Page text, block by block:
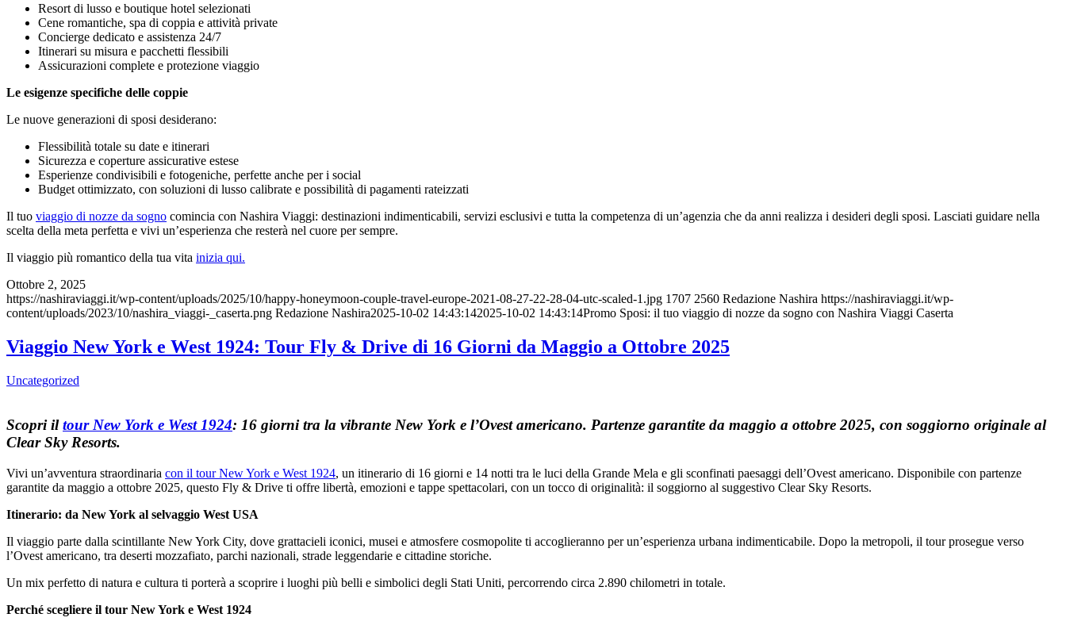
Resort di lusso e boutique hotel selezionati
Cene romantiche, spa di coppia e attività private
Concierge dedicato e assistenza 24/7
Itinerari su misura e pacchetti flessibili
Assicurazioni complete e protezione viaggio
Le esigenze specifiche delle coppie
Le nuove generazioni di sposi desiderano:
Flessibilità totale su date e itinerari
Sicurezza e coperture assicurative estese
Esperienze condivisibili e fotogeniche, perfette anche per i social
Budget ottimizzato, con soluzioni di lusso calibrate e possibilità di pagamenti rateizzati
Il tuo viaggio di nozze da sogno comincia con Nashira Viaggi: destinazioni indimenticabili, servizi esclusivi e tutta la competenza di un’agenzia che da anni realizza i desideri degli sposi. Lasciati guidare nella
scelta della meta perfetta e vivi un’esperienza che resterà nel cuore per sempre.
Il viaggio più romantico della tua vita inizia qui.
Ottobre 2, 2025
https://nashiraviaggi.it/wp-content/uploads/2025/10/happy-honeymoon-couple-travel-europe-2021-08-27-22-28-04-utc-scaled-1.jpg 1707 2560 Redazione Nashira https://nashiraviaggi.it/wp-
content/uploads/2023/10/nashira_viaggi-_caserta.png Redazione Nashira2025-10-02 14:43:142025-10-02 14:43:14Promo Sposi: il tuo viaggio di nozze da sogno con Nashira Viaggi Caserta
Viaggio New York e West 1924: Tour Fly & Drive di 16 Giorni da Maggio a Ottobre 2025
Uncategorized
Scopri iltour New York e West 1924: 16 giorni tra la vibrante New York e l’Ovest americano. Partenze garantite da maggio a ottobre 2025, con soggiorno originale al
Clear Sky Resorts.
Vivi un’avventura straordinaria con il tour New York e West 1924, un itinerario di 16 giorni e 14 notti tra le luci della Grande Mela e gli sconfinati paesaggi dell’Ovest americano. Disponibile con partenze
garantite da maggio a ottobre 2025, questo Fly & Drive ti offre libertà, emozioni e tappe spettacolari, con un tocco di originalità: il soggiorno al suggestivo Clear Sky Resorts.
Itinerario: da New York al selvaggio West USA
Il viaggio parte dalla scintillante New York City, dove grattacieli iconici, musei e atmosfere cosmopolite ti accoglieranno per un’esperienza urbana indimenticabile. Dopo la metropoli, il tour prosegue verso
l’Ovest americano, tra deserti mozzafiato, parchi nazionali, strade leggendarie e cittadine storiche.
Un mix perfetto di natura e cultura ti porterà a scoprire i luoghi più belli e simbolici degli Stati Uniti, percorrendo circa 2.890 chilometri in totale.
Perché scegliere il tour New York e West 1924